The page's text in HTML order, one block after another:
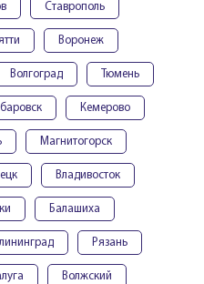
Ставрополь
Воронеж
Волгоград Тюмень
Кемерово
Магнитогорск
Владивосток
Балашиха
Рязань
Волжский